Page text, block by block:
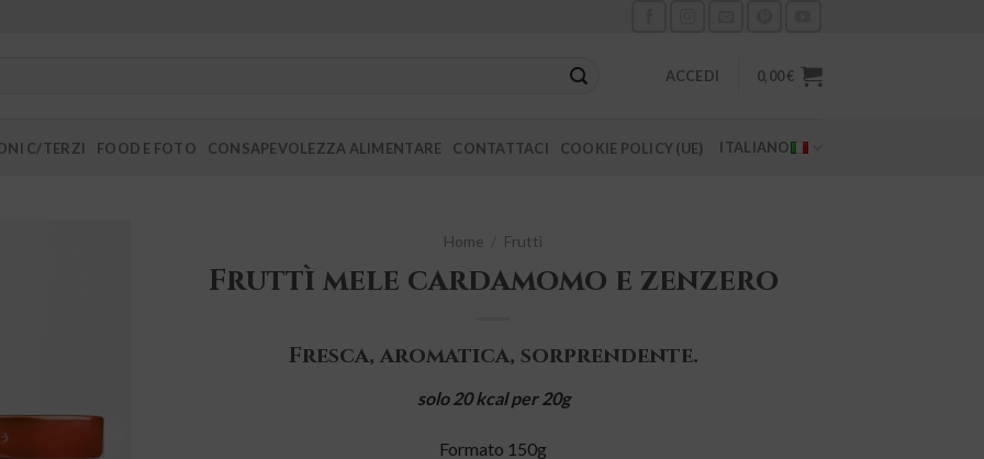
ACCEDI 0,00€
C/TERZI FOOD E FOTO CONSAPEVOLEZZA ALIMENTARE CONTATTACI COOKIE POLICY (UE) ITALIANO
Home Fruttì
Fruttì mele cardamomo e zenzero
Fresca, aromatica, sorprendente.
solo 20 kcal per 20g
Formato 150g